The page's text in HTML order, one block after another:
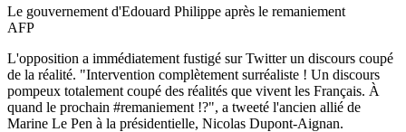
Le gouvernement d'Edouard Philippe après le remaniement
AFP
L'opposition a immédiatement fustigé sur Twitter un discours coupé
de la réalité. "Intervention complètement surréaliste ! Un discours
pompeux totalement coupé des réalités que vivent les Français. À
quand le prochain #remaniement !?", a tweeté l'ancien allié de
Marine Le Pen à la présidentielle, Nicolas Dupont-Aignan.